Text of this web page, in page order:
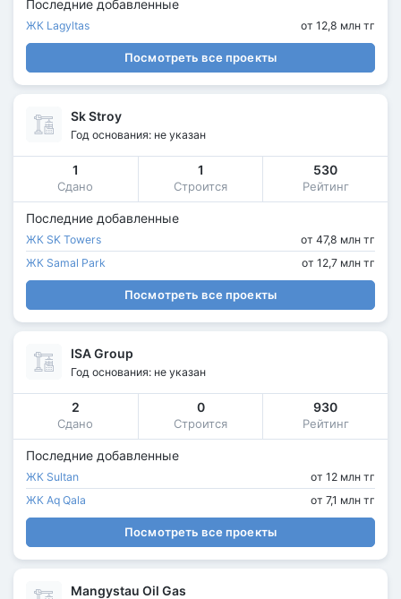
Последние добавленные
ЖК Lagyltas от 12,8 млн тг
Посмотреть все проекты
Sk Stroy
Год основания: не указан
1
Сдано
1
Строится
530
Рейтинг
Последние добавленные
ЖК SK Towers
от 47,8 млн тг
ЖК Samal Park
от 12,7 млн тг
Посмотреть все проекты
ISA Group
Год основания: не указан
2
Сдано
0
Строится
930
Рейтинг
Последние добавленные
ЖК Sultan
от 12 млн тг
ЖК Aq Qala
от 7,1 млн тг
Посмотреть все проекты
Mangystau Oil Gas